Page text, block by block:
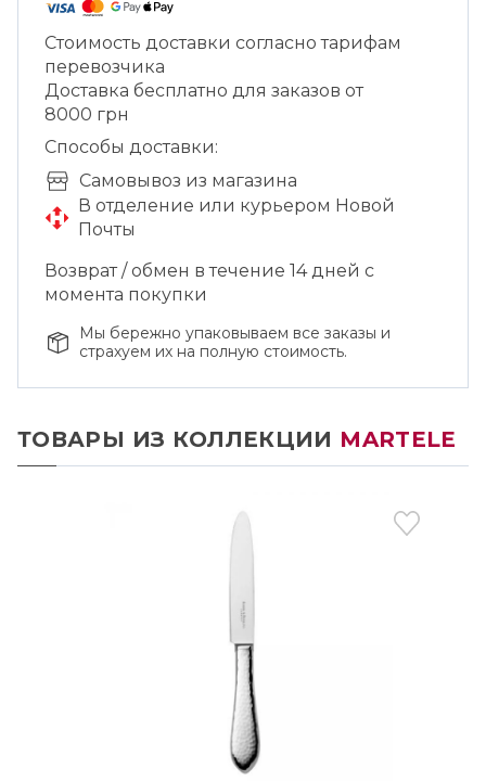
Стоимость доставки согласно тарифам
перевозчика
Доставка бесплатно для заказов от
8000 грн
Способы доставки:
Cамовывоз из магазина
В отделение или курьером Новой
Почты
Возврат / обмен в течение 14 дней с
момента покупки
Мы бережно упаковываем все заказы и
страхуем их на полную стоимость.
ТОВАРЫ ИЗ КОЛЛЕКЦИИ MARTELE